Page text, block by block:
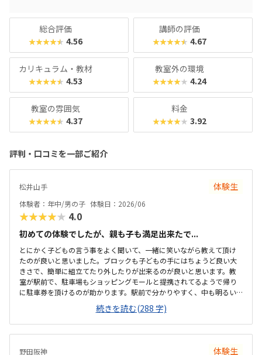
オンライン英語講座「Global STEAM Program”InterEd”」
など、多彩な学びの機会を提供です。経営基盤が堅固だから
こそ、流行りすたりに惑わされない「本物」の教育が受けら
れるスクールと言えるでしょう。本格派ではあるものの、ク
ラス内は和気あいあいとした楽しい雰囲気なので、ぜひ気軽
にお近くの教室を訪れてみてくださいね。
総合評価
★★★★★ 4.56
講師の評価
★★★★★ 4.67
カリキュラム・教材
★★★★★ 4.53
教室外の環境
★★★★★ 4.24
教室の雰囲気
★★★★★ 4.37
料金
★★★★★ 3.92
評判・口コミを一部ご紹介
松井山手 体験生
体験者：年中/男の子 体験日：2026/06
★★★★★ 4.0
初めての体験でしたが、親も子も満足出来たで...
とにかく子どもの言う事をよく聞いて、一緒に笑いながら教えて頂け
たのが良いと思いました。ブロックも子どもの手にはちょうど良い大
きさで、簡単に組立てたり外したりが出来るのが良いと思います。教
室が駅前で、駐車場もショッピングモールと提携されてるようで帰り
に駐車券を頂けるのが助かります。駅前で分かりやすく、中も明るい
雰囲気で、初めてでも緊張すること無くとけ込めたので良いと思いま
した。他の教室も比較しましたが、大体同じような金額設定かな？と
思います。初期投資がかからないのが魅力です。とにかく何でも興味
津々の子なのですごが、どんどん触らせて頂けて子どもも満足出来た
続きを読む(288 字)
野田阪神 体験生